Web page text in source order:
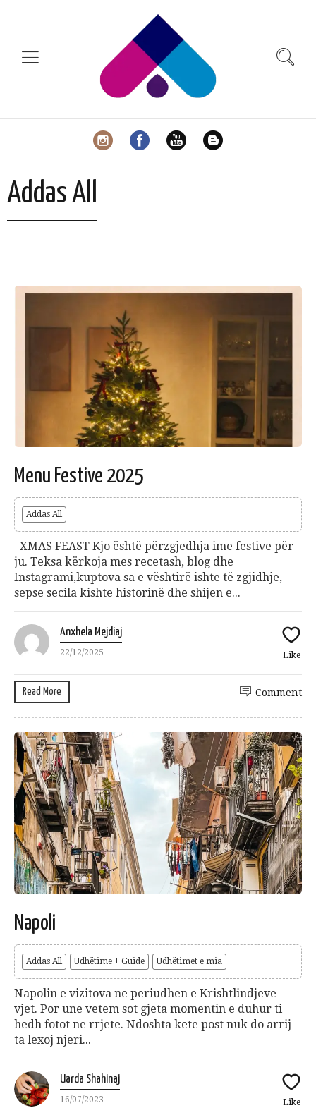
Addas All
Menu Festive 2025
Addas All
XMAS FEAST Kjo është përzgjedhja ime festive për
ju. Teksa kërkoja mes recetash, blog dhe
Instagrami,kuptova sa e vështirë ishte të zgjidhje,
sepse secila kishte historinë dhe shijen e...
Anxhela Mejdiaj
22/12/2025 Like
Read More Comment
Napoli
Addas All Udhëtime + Guide Udhëtimet e mia
Napolin e vizitova ne periudhen e Krishtlindjeve
vjet. Por une vetem sot gjeta momentin e duhur ti
hedh fotot ne rrjete. Ndoshta kete post nuk do arrij
ta lexoj njeri...
Uarda Shahinaj
16/07/2023 Like